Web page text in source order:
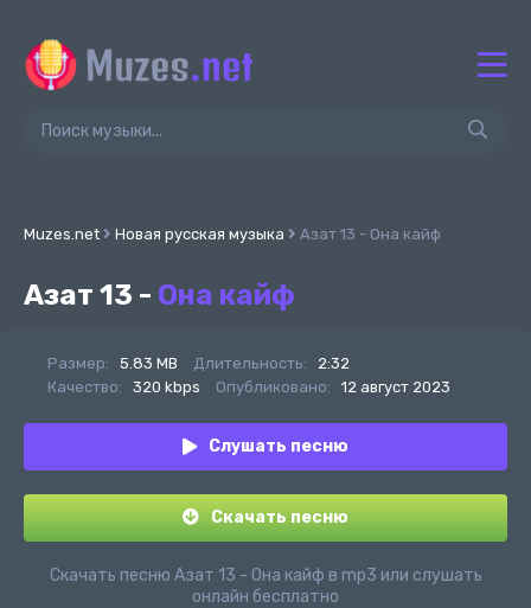
Muzes.net Новая русская музыка Азат 13 - Она кайф
Азат 13 - Она кайф
Размер: 5.83 MB Длительность:
2:32
Качество:
320 kbps Опубликовано: 12 август 2023
Слушать песню
Скачать песню
Скачать песню Азат 13 - Она кайф в mp3 или слушать
онлайн бесплатно